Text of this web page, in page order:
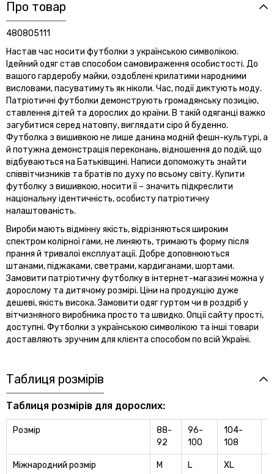
Про товар
480805111
Настав час носити футболки з українською символікою.
Ідейний одяг став способом самовираження особистості. До
вашого гардеробу майки, оздоблені крилатими народними
висловами, пасуватимуть як ніколи. Час, події диктують моду.
Патріотичні футболки демонструють громадянську позицію,
ставлення дітей та дорослих до країни. В такій одяганці важко
загубитися серед натовпу, виглядати сіро й буденно.
Футболка з вишивкою не лише данина модній фешн-культурі, а
й потужна демонстрація переконань, відношення до подій, що
відбуваються на Батьківщині. Написи допоможуть знайти
співвітчизників та братів по духу по всьому світу. Купити
футболку з вишивкою, носити її – значить підкреслити
національну ідентичність, особисту патріотичну
налаштованість.
Вироби мають відмінну якість, відрізняються широким
спектром колірної гами, не линяють, тримають форму після
прання й тривалої експлуатації. Добре доповнюються
штанами, піджаками, светрами, кардиганами, шортами.
Замовити патріотичну футболку в інтернет-магазині можна у
дорослому та дитячому розмірі. Ціни на продукцію дуже
дешеві, якість висока. Замовити одяг гуртом чи в роздріб у
вітчизняного виробника просто та швидко. Опції сайту прості,
доступні. Футболки з українською символікою та інші товари
доставляють зручним для клієнта способом по всій Україні.
Таблиця розмірів
Таблиця розмірів для дорослих:
Розмір
88-
92
96-
100
104-
108
Міжнародний розмір M L XL